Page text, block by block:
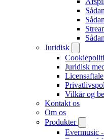
Juridisk
Juridisk
Licensaftale
Vilkår og
Kontakt os
Om os
Produkter
Evermusic